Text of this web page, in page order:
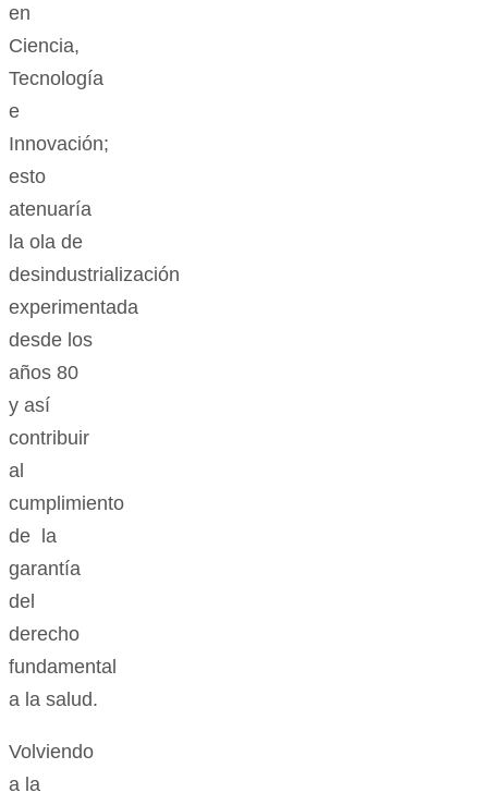
en
Ciencia,
Tecnología
e
Innovación;
esto
atenuaría
la ola de
desindustrialización
experimentada
desde los
años 80
y así
contribuir
al
cumplimiento
de la
garantía
del
derecho
fundamental
a la salud.
Volviendo
a la